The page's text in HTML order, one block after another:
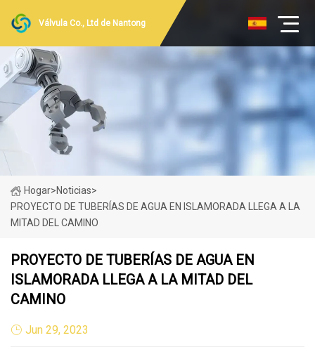
Válvula Co., Ltd de Nantong
Hogar>Noticias>
PROYECTO DE TUBERÍAS DE AGUA EN ISLAMORADA LLEGA A LA
MITAD DEL CAMINO
PROYECTO DE TUBERÍAS DE AGUA EN
ISLAMORADA LLEGA A LA MITAD DEL
CAMINO
Jun 29, 2023